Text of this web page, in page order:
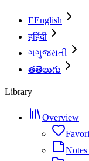
EEnglish
हहिंदी
ગગુજરાતી
తతెలుగు
Library
Overview